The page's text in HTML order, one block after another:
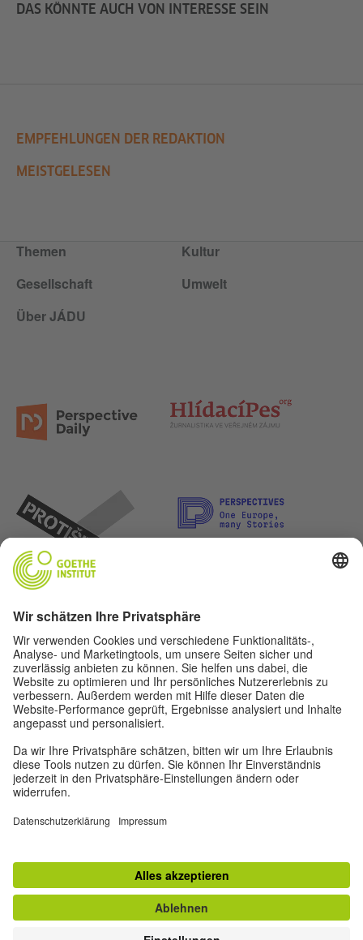
DAS KÖNNTE AUCH VON INTERESSE SEIN
EMPFEHLUNGEN DER REDAKTION
MEISTGELESEN
Themen
Kultur
Gesellschaft
Umwelt
Über JÁDU
Impressum
Nutzungsbedingungen
Lasst uns Freunde werden. Folge uns: